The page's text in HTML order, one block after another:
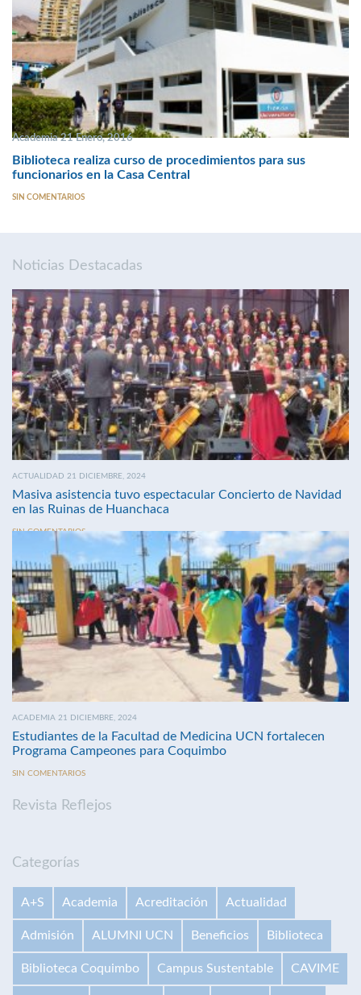
Academia 21 Enero, 2016
Biblioteca realiza curso de procedimientos para sus
funcionarios en la Casa Central
SIN COMENTARIOS
Noticias Destacadas
ACTUALIDAD 21 DICIEMBRE, 2024
Masiva asistencia tuvo espectacular Concierto de Navidad
en las Ruinas de Huanchaca
SIN COMENTARIOS
ACADEMIA 21 DICIEMBRE, 2024
Estudiantes de la Facultad de Medicina UCN fortalecen
Programa Campeones para Coquimbo
SIN COMENTARIOS
Revista Reflejos
Categorías
A+S Academia Acreditación Actualidad
Admisión ALUMNI UCN Beneficios Biblioteca
Biblioteca Coquimbo Campus Sustentable CAVIME